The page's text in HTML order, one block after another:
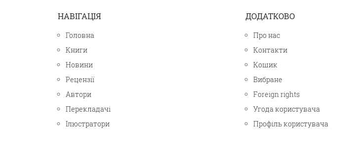
НАВІГАЦІЯ
Головна
Книги
Новини
Рецензії
Автори
Перекладачі
Ілюстратори
ДОДАТКОВО
Про нас
Контакти
Кошик
Вибране
Foreign rights
Угода користувача
Профіль користувача